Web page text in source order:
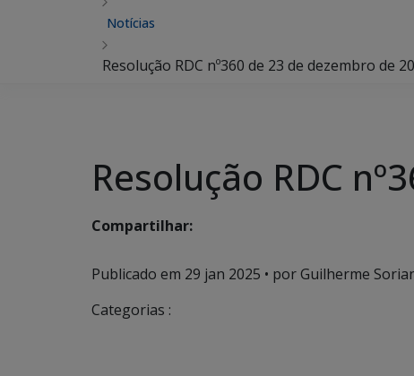
Notícias
Resolução RDC nº360 de 23 de dezembro de
Resolução RDC
Compartilhar:
Publicado em 29 jan 2025 • por Guilherme
Categorias :